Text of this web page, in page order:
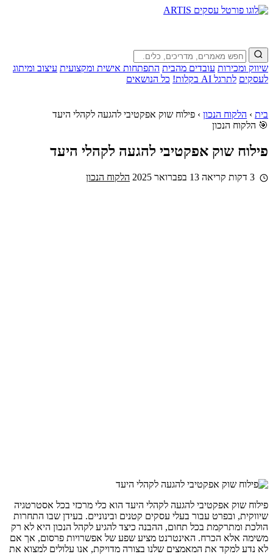
שיווק ומכירות עובדים מהבית התפתחות אישית ומקצועית עיצוב ומיתוג
לעסקים לתרגל AI בקלות! כל הנושאים
בית › הלקוח הנכון › פילוח שוק אפקטיבי להגעה לקהלי היעד
🎯 הלקוח הנכון
פילוח שוק אפקטיבי להגעה לקהלי היעד
13 בפברואר 2025 הלקוח הנכון
פילוח שוק אפקטיבי להגעה לקהלי היעד הוא כלי מרכזי בכל אסטרטגיה
שיווקית, ובפרט עבור בעלי עסקים קטנים ובינוניים. בעידן שבו התחרות
הולכת ומתרקמת בכל תחום, ההבנה כיצד להגיע לקהל הנכון היא לא רק
משימה אלא הכרח. האינטרנט מציע שפע של אפשרויות פרסום, אך אם
לא נדע למקד את המאמצים שלנו בצורה מדויקת, אנו עלולים למצוא את